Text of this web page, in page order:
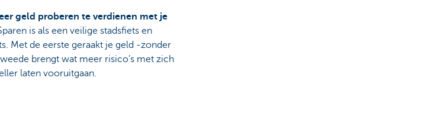
geld proberen te verdienen met je
is als een veilige stadsfiets en
Met de eerste geraakt je geld -zonder
brengt wat meer risico’s met zich
laten vooruitgaan.